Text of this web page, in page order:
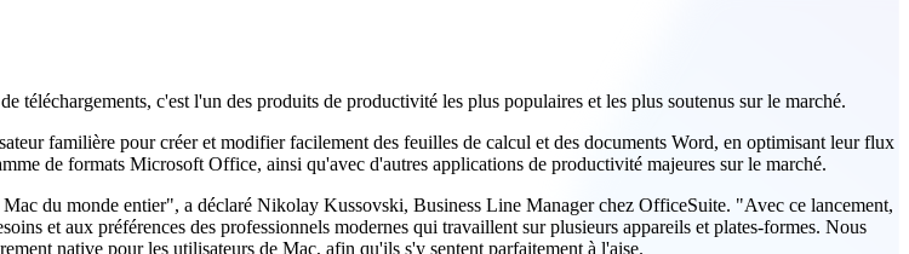
c'est l'un des produits de productivité les plus populaires et les plus soutenus sur le marché.
familière pour créer et modifier facilement des feuilles de calcul et des documents Word, en optimisant leur flux
de formats Microsoft Office, ainsi qu'avec d'autres applications de productivité majeures sur le marché.
du monde entier", a déclaré Nikolay Kussovski, Business Line Manager chez OfficeSuite. "Avec ce lancement,
et aux préférences des professionnels modernes qui travaillent sur plusieurs appareils et plates-formes. Nous
native pour les utilisateurs de Mac, afin qu'ils s'y sentent parfaitement à l'aise.